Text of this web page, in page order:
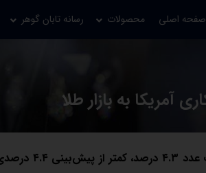
صفحه اصلی محصولات رسانه تابان گوهر
آمریکا به بازار طلا
نرخ